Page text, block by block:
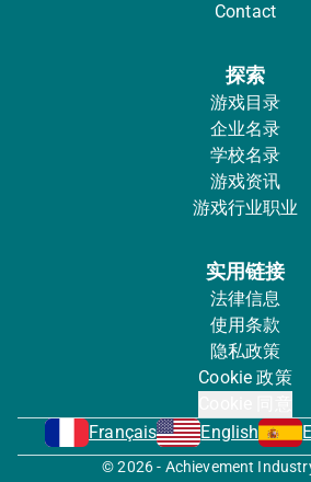
Contact
探索
游戏目录
企业名录
学校名录
游戏资讯
游戏行业职业
实用链接
法律信息
使用条款
隐私政策
Cookie 政策
Français
English
© 2026 - Achievement